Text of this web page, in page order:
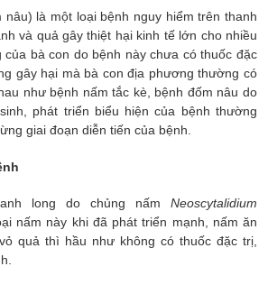
nâu) là một loại bệnh nguy hiểm trên thanh
và quả gây thiệt hại kinh tế lớn cho nhiều
của bà con do bệnh này chưa có thuốc đặc
gây hại mà bà con địa phương thường có
như bệnh nấm tắc kè, bệnh đốm nâu do
phát triển biểu hiện của bệnh thường
giai đoạn diễn tiến của bệnh.
long do chủng nấm Neoscytalidium
nấm này khi đã phát triển mạnh, nấm ăn
quả thì hầu như không có thuốc đặc trị,